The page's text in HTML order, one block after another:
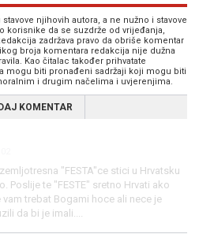
njihovih autora, a ne nužno i stavove
korisnike da se suzdrže od vrijeđanja,
zadržava pravo da obriše komentar
broja komentara redakcija nije dužna
Kao čitalac također prihvatate
mogu biti pronađeni sadržaji koji mogu biti
i drugim načelima i uvjerenjima.
KOMENTAR
"FESTA"ce stici u Hrvatsku
Poslije te "FESTE" sretno Hrvati ako
vam trebat Bogami hoce ali nece je
da bi je imali....